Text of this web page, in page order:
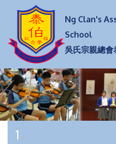
Ng Clan's
School
吳氏宗親總
1